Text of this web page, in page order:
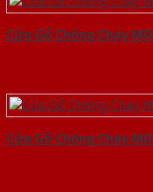
Cửa Gỗ Chống Cháy
Cửa Gỗ Chống Cháy